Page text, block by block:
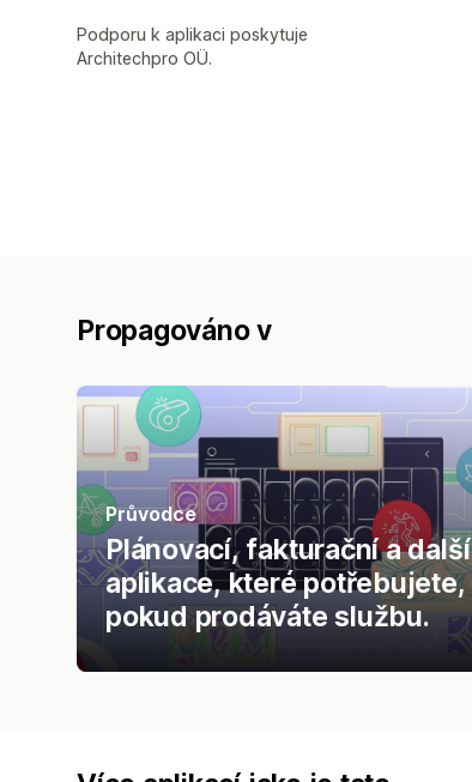
Podporu k aplikaci poskytuje
Architechpro OÜ.
Propagováno v
Průvodce
Plánovací, fakturační a další
aplikace, které potřebujete,
pokud prodáváte službu.